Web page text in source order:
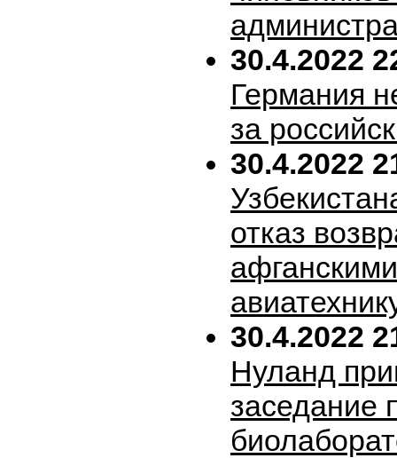
30.4.2022
Германия
за
30.4.2022
отказ
30.4.2022
Нуланд
заседание